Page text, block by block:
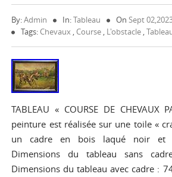
By:Admin In:Tableau OnSept
Tags: Chevaux , Course , L'obstacle ,
TABLEAU « COURSE DE CHEVAUX
peinture est réalisée sur une toile «
un cadre en bois laqué noir et
Dimensions du tableau sans
Dimensions du tableau avec cadre :